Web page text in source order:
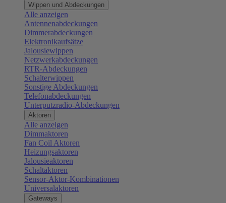
Wippen und Abdeckungen
Alle anzeigen
Antennenabdeckungen
Dimmerabdeckungen
Elektronikaufsätze
Jalousiewippen
Netzwerkabdeckungen
RTR-Abdeckungen
Schalterwippen
Sonstige Abdeckungen
Telefonabdeckungen
Unterputzradio-Abdeckungen
Aktoren
Alle anzeigen
Dimmaktoren
Fan Coil Aktoren
Heizungsaktoren
Jalousieaktoren
Schaltaktoren
Sensor-Aktor-Kombinationen
Universalaktoren
Gateways